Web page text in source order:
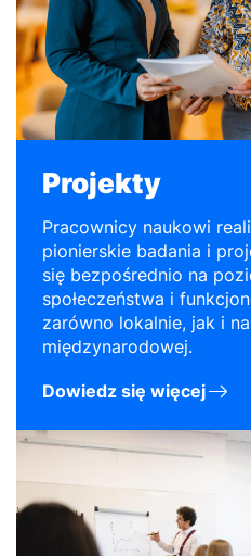
Projekty
Pracownicy naukowi
pionierskie badania i
się bezpośrednio na
społeczeństwa i
zarówno lokalnie, jak i
międzynarodowej.
Dowiedz się więcej